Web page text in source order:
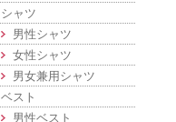
シャツ
男性シャツ
女性シャツ
男女兼用シャツ
ベスト
男性ベスト